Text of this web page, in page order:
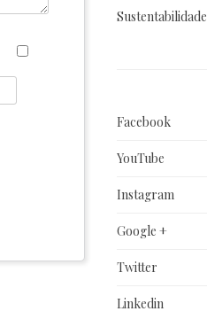
Sustentabilidade
Facebook
YouTube
Instagram
Google +
Twitter
Linkedin